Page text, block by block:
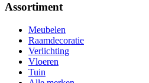
Assortiment
Meubelen
Raamdecoratie
Verlichting
Vloeren
Tuin